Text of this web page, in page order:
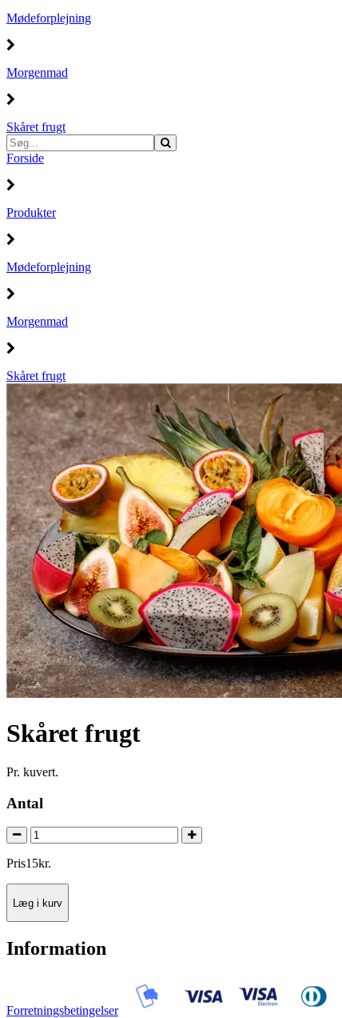
Mødeforplejning
Morgenmad
Skåret frugt
Forside
Produkter
Mødeforplejning
Morgenmad
Skåret frugt
Skåret frugt
Pr. kuvert.
Antal
Pris15kr.
Læg i kurv
Information
Forretningsbetingelser